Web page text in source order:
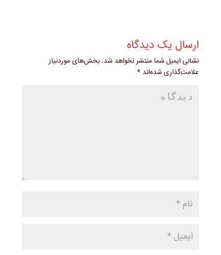
ارسال یک دیدگاه
نشانی ایمیل شما منتشر نخواهد شد. بخش‌های موردنیاز
علامت‌گذاری شده‌اند *